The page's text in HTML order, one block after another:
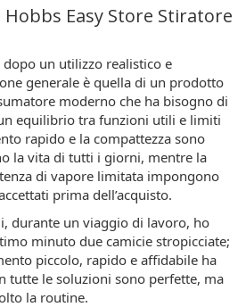
Easy Store Stiratore
dopo un utilizzo realistico e
generale è quella di un prodotto
moderno che ha bisogno di
equilibrio tra funzioni utili e limiti
rapido e la compattezza sono
la vita di tutti i giorni, mentre la
di vapore limitata impongono
prima dell’acquisto.
durante un viaggio di lavoro, ho
minuto due camicie stropicciate;
piccolo, rapido e affidabile ha
tutte le soluzioni sono perfette, ma
la routine.